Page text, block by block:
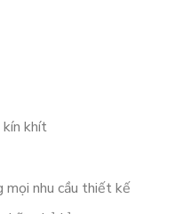
kín khít
mọi nhu cầu thiết kế